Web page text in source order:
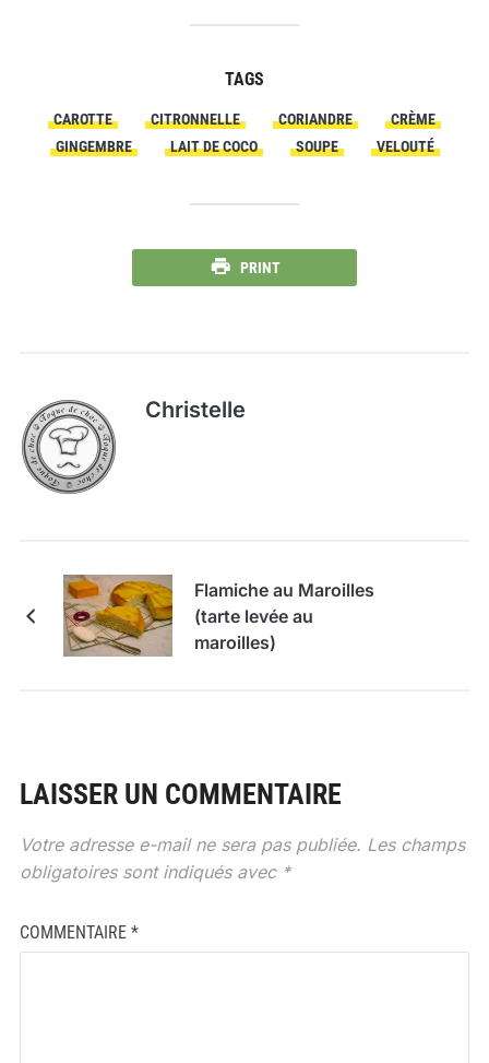
TAGS
CAROTTE CITRONNELLE CORIANDRE
CRÈME
GINGEMBRE
LAIT DE COCO SOUPE VELOUTÉ
PRINT
Christelle
Flamiche au Maroilles
(tarte levée au
maroilles)
LAISSER UN COMMENTAIRE
Votre adresse e-mail ne sera pas publiée. Les champs
obligatoires sont indiqués avec *
COMMENTAIRE *